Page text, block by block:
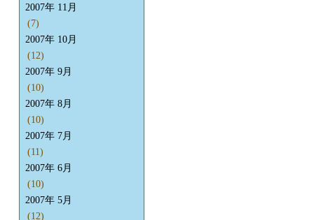
2007年 11月
(7)
2007年 10月
(12)
2007年 9月
(10)
2007年 8月
(10)
2007年 7月
(11)
2007年 6月
(10)
2007年 5月
(12)